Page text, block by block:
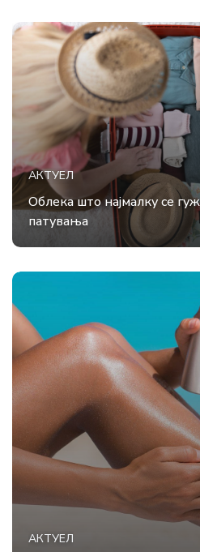
АКТУЕЛ
Облека што најмалку се
патувања
АКТУЕЛ